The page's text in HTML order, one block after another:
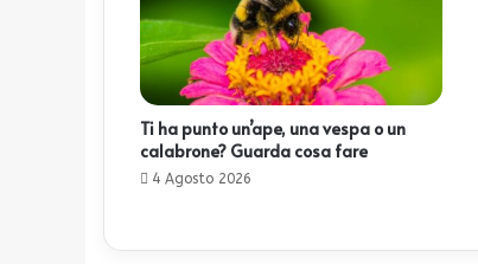
Ti ha punto un’ape, una vespa o un
calabrone? Guarda cosa fare
4 Agosto 2026